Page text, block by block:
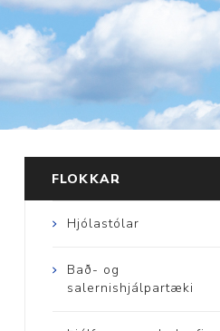
FLOKKAR
Hjólastólar
Bað- og
salernishjálpartæki